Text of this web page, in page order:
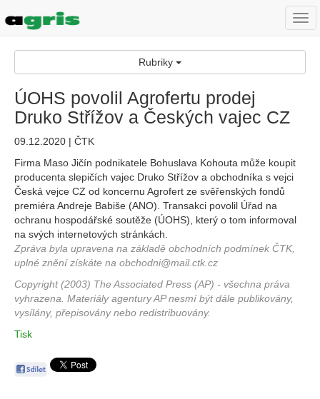
Rubriky
ÚOHS povolil Agrofertu prodej
Druko Střížov a Českých vajec CZ
09.12.2020 | ČTK
Firma Maso Jičín podnikatele Bohuslava Kohouta může koupit
producenta slepičích vajec Druko Střížov a obchodníka s vejci
Česká vejce CZ od koncernu Agrofert ze svěřenských fondů
premiéra Andreje Babiše (ANO). Transakci povolil Úřad na
ochranu hospodářské soutěže (ÚOHS), který o tom informoval
na svých internetových stránkách.
Zpráva byla upravena na základě obchodních podmínek ČTK,
uplné znění získáte na obchodni@mail.ctk.cz
Copyright (2003) The Associated Press (AP) - všechna práva
vyhrazena. Materiály agentury AP nesmí být dále publikovány,
vysílány, přepisovány nebo redistribuovány.
Tisk